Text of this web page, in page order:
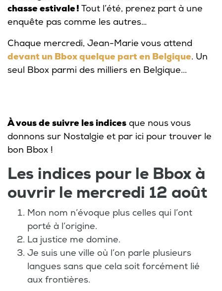
chasse estivale ! Tout l’été, prenez part à une
enquête pas comme les autres…
Chaque mercredi, Jean-Marie vous attend
devant un Bbox quelque part en Belgique. Un
seul Bbox parmi des milliers en Belgique...
À vous de suivre les indices que nous vous
donnons sur Nostalgie et par ici pour trouver le
bon Bbox !
Les indices pour le Bbox à
ouvrir le mercredi 12 août
Mon nom n’évoque plus celles qui l’ont
porté à l’origine.
La justice me domine.
Je suis une ville où l’on parle plusieurs
langues sans que cela soit forcément lié
aux frontières.